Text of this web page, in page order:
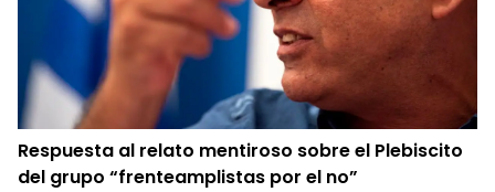
Respuesta al relato mentiroso sobre el Plebiscito
del grupo “frenteamplistas por el no”